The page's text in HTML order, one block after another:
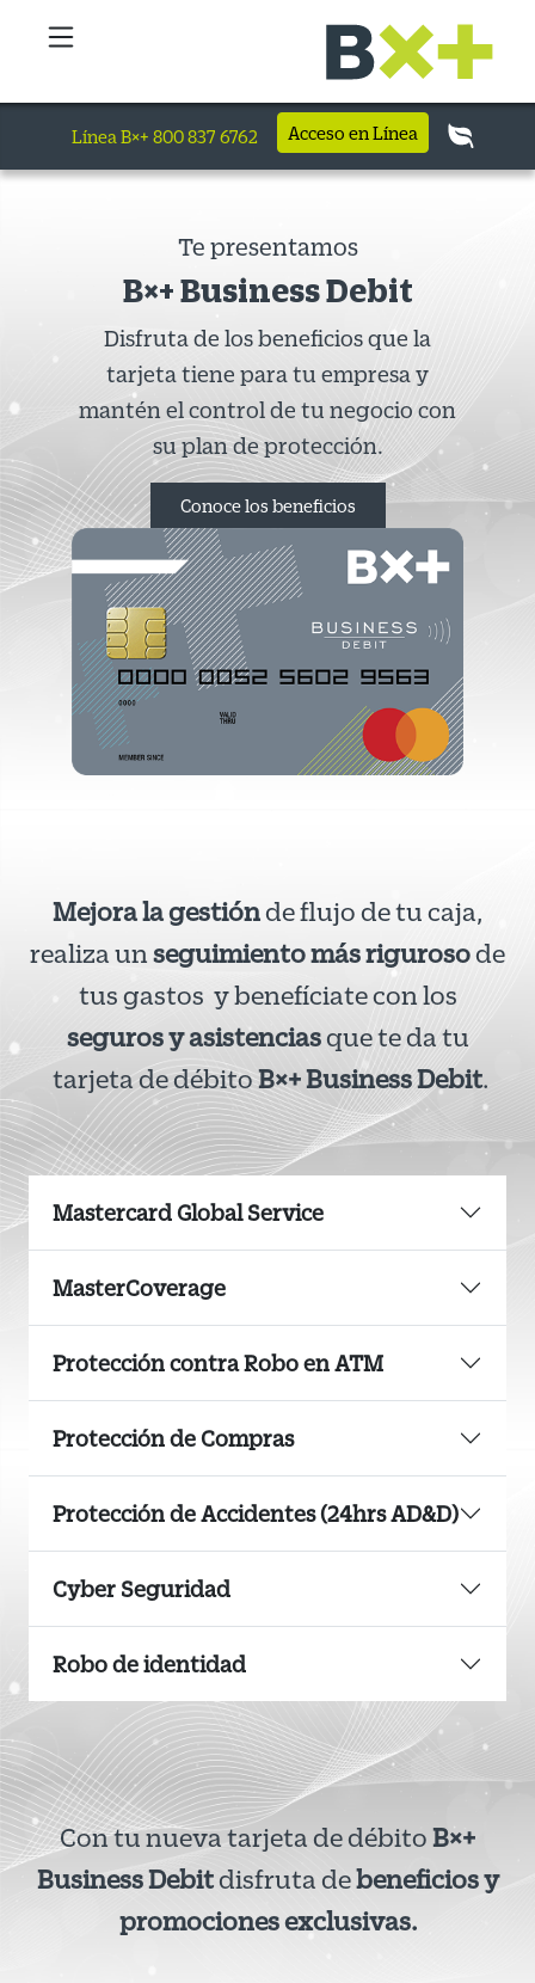
Línea B×+ 800 837 6762 Acceso en Línea
Te presentamos
B×+ Business Debit
Disfruta de los beneficios que la
tarjeta tiene para tu empresa y
mantén el control de tu negocio con
su plan de protección.
Conoce los beneficios
Mejora la gestiónde flujo de tu caja,
realiza un seguimiento más rigurosode
tus gastos y benefíciate con los
seguros y asistenciasque te da tu
tarjeta de débitoB×+ Business Debit.
Mastercard Global Service
MasterCoverage
Protección contra Robo en ATM
Protección de Compras
Protección de Accidentes (24hrs AD&D)
Cyber Seguridad
Robo de identidad
Con tu nueva tarjeta de débito B×+
Business Debitdisfruta debeneficios y
promociones exclusivas.